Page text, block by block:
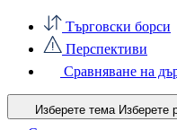
Търговски борси
Перспективи
Сравняване на
Изберете тема Изберете